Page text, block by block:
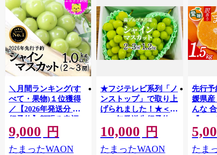
＼月間ランキング(す
べて・果物)１位獲得
／【2026年発送分 先
行予約】頬張る幸福
感 〜緑の宝石・ シ
ャインマスカット 〜
１ｋｇ以上（２〜３
9,000 円
たまったWAON
★フジテレビ系列「ノ
ンストップ」で取り上
げられました！★＜
2026年発送先行予約＞
南アルプス市産シャイ
ンマスカット1.2kg以
上（2～3房） クール
10,000 円
たまったWAON
先行予
媛県産
んな
『
出荷
ご自宅
マド
たま